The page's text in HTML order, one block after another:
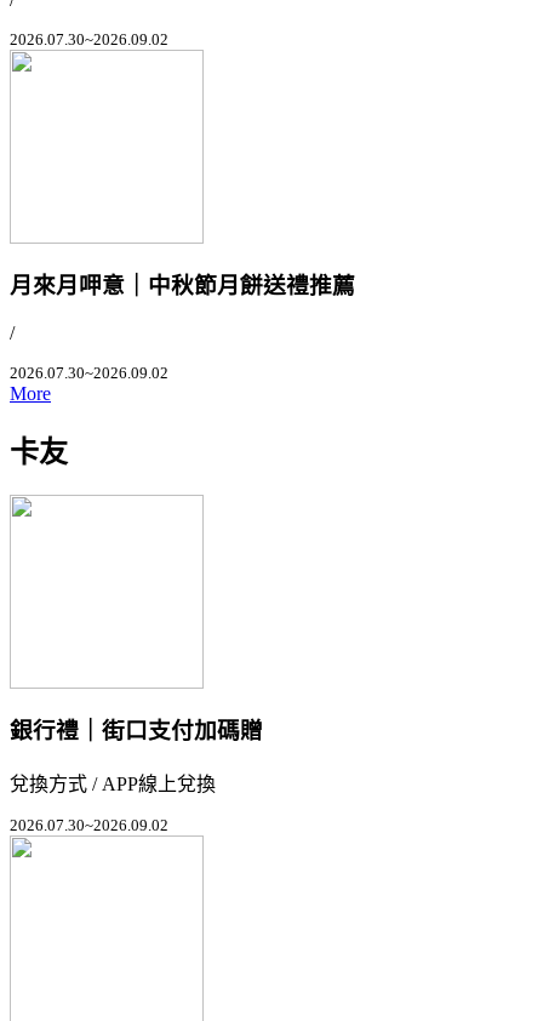
2026.07.30~2026.09.02
月來月呷意｜中秋節月餅送禮推薦
/
2026.07.30~2026.09.02
More
卡友
銀行禮｜街口支付加碼贈
兌換方式 / APP線上兌換
2026.07.30~2026.09.02